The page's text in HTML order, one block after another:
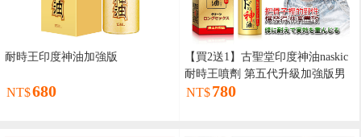
耐時王印度神油加強版
NT$680
【買2送1】古聖堂印度神油naskic
耐時王噴劑 第五代升級加強版男
性延時噴霧
NT$ 780